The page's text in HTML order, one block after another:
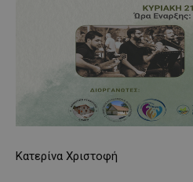
Κατερίνα Χριστοφή